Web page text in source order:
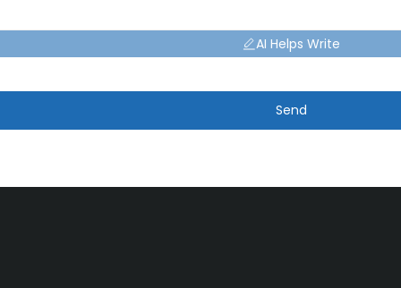
AI Helps Write
Send